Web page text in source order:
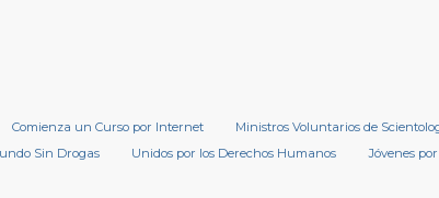
Comienza un Curso por Internet
Ministros Voluntarios de
Sin Drogas Unidos por los Derechos Humanos
Jóvenes